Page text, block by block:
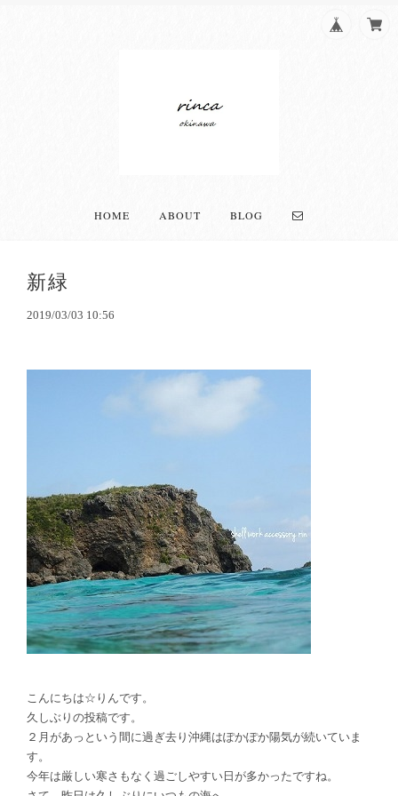
HOME ABOUT BLOG
新緑
2019/03/03 10:56
こんにちは☆りんです。
久しぶりの投稿です。
２月があっという間に過ぎ去り沖縄はぽかぽか陽気が続いていま
す。
今年は厳しい寒さもなく過ごしやすい日が多かったですね。